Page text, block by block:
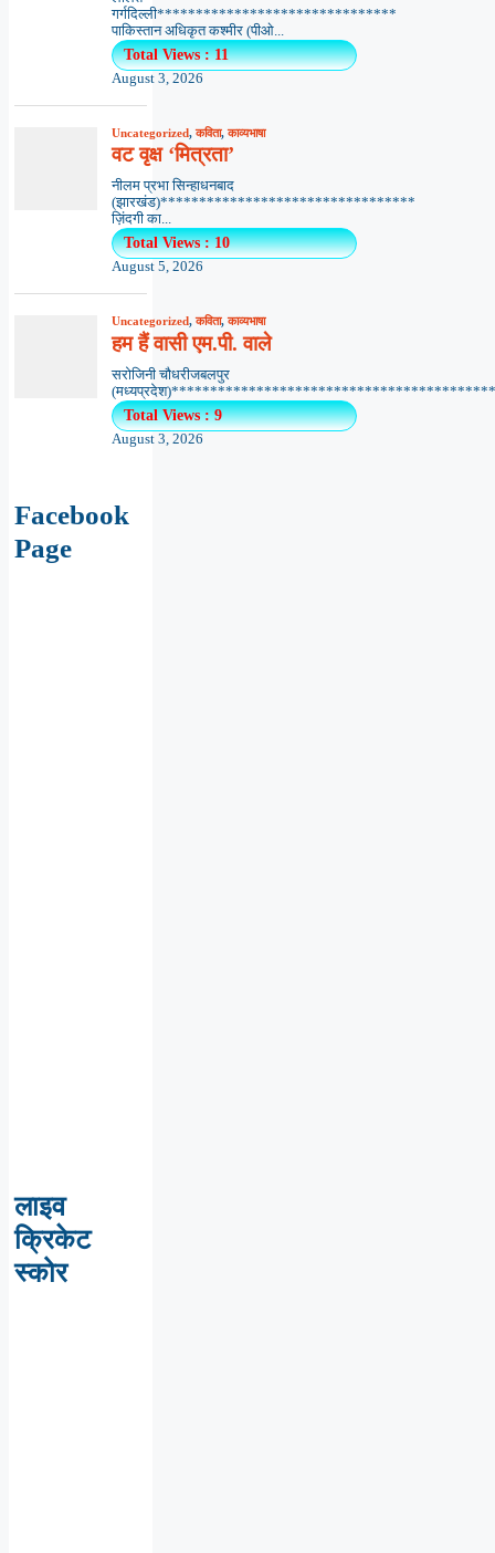
गर्गदिल्ली*******************************
पाकिस्तान अधिकृत कश्मीर (पीओ...
Total Views : 11
August 3, 2026
Uncategorized,कविता,काव्यभाषा
वट वृक्ष ‘मित्रता’
नीलम प्रभा सिन्हाधनबाद
(झारखंड)*********************************
ज़िंदगी का...
Total Views : 10
August 5, 2026
Uncategorized,कविता,काव्यभाषा
हम हैं वासी एम.पी. वाले
सरोजिनी चौधरीजबलपुर
Total Views : 9
August 3, 2026
Facebook
Page
लाइव
क्रिकेट
स्कोर